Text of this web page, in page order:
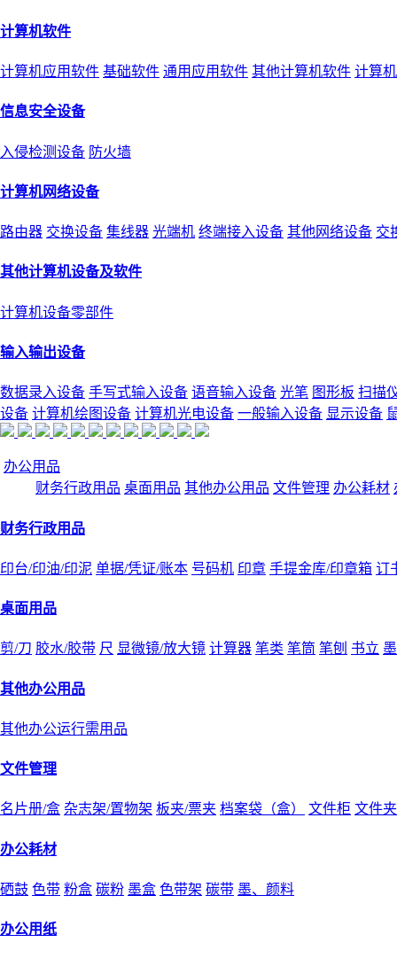
计算机软件
计算机应用软件 基础软件 通用应用软件 其他计算机软件 计算
信息安全设备
入侵检测设备 防火墙
计算机网络设备
路由器 交换设备 集线器 光端机 终端接入设备 其他网络设备 交
其他计算机设备及软件
计算机设备零部件
输入输出设备
数据录入设备 手写式输入设备 语音输入设备 光笔 图形板 扫描
设备 计算机绘图设备 计算机光电设备 一般输入设备 显示设备
办公用品
财务行政用品 桌面用品 其他办公用品 文件管理 办公耗材
财务行政用品
印台/印油/印泥 单据/凭证/账本 号码机 印章 手提金库/印章箱 订
桌面用品
剪/刀 胶水/胶带 尺 显微镜/放大镜 计算器 笔类 笔筒 笔刨 书立
其他办公用品
其他办公运行需用品
文件管理
名片册/盒 杂志架/置物架 板夹/票夹 档案袋（盒） 文件柜 文件
办公耗材
硒鼓 色带 粉盒 碳粉 墨盒 色带架 碳带 墨、颜料
办公用纸